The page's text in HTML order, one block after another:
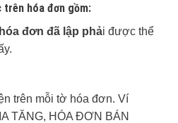
trên hóa đơn gồm:
đơn đã lập phải được thể
trên mỗi tờ hóa đơn. Ví
TĂNG, HÓA ĐƠN BÁN